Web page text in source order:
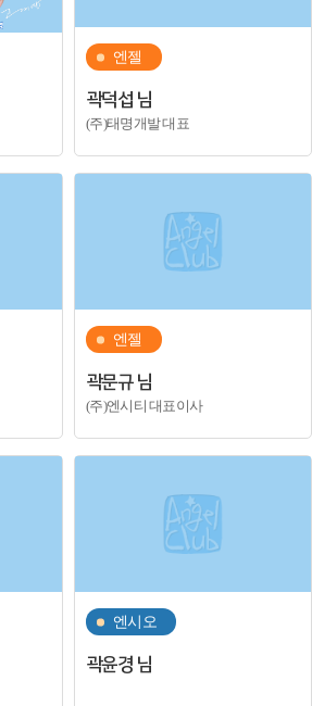
엔젤
곽덕섭 님
(주)태명개발 대표
엔젤
곽문규 님
(주)엔시티 대표이사
엔시오
곽윤경 님